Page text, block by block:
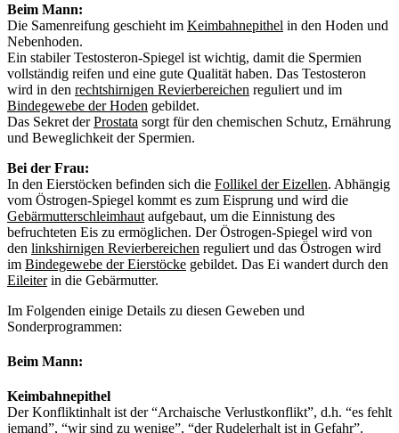
Beim Mann:
Die Samenreifung geschieht im Keimbahnepithel in den Hoden und
Nebenhoden.
Ein stabiler Testosteron-Spiegel ist wichtig, damit die Spermien
vollständig reifen und eine gute Qualität haben. Das Testosteron
wird in den rechtshirnigen Revierbereichen reguliert und im
Bindegewebe der Hoden gebildet.
Das Sekret derProstata sorgt für den chemischen Schutz, Ernährung
und Beweglichkeit der Spermien.
Bei der Frau:
In den Eierstöcken befinden sich die Follikel der Eizellen. Abhängig
vom Östrogen-Spiegel kommt es zum Eisprung und wird die
Gebärmutterschleimhaut aufgebaut, um die Einnistung des
befruchteten Eis zu ermöglichen. Der Östrogen-Spiegel wird von
den linkshirnigen Revierbereichen reguliert und das Östrogen wird
im Bindegewebe der Eierstöcke gebildet. Das Ei wandert durch den
Eileiterin die Gebärmutter.
Im Folgenden einige Details zu diesen Geweben und
Sonderprogrammen:
Beim Mann:
Keimbahnepithel
Der Konfliktinhalt ist der “Archaische Verlustkonflikt”, d.h. “es fehlt
jemand”, “wir sind zu wenige”, “der Rudelerhalt ist in Gefahr”.